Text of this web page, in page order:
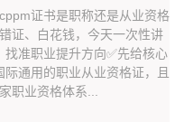
证书是职称还是从业资格
证、白花钱，今天一次性讲
准职业提升方向✅先给核心
通用的职业从业资格证，且
职业资格体系...